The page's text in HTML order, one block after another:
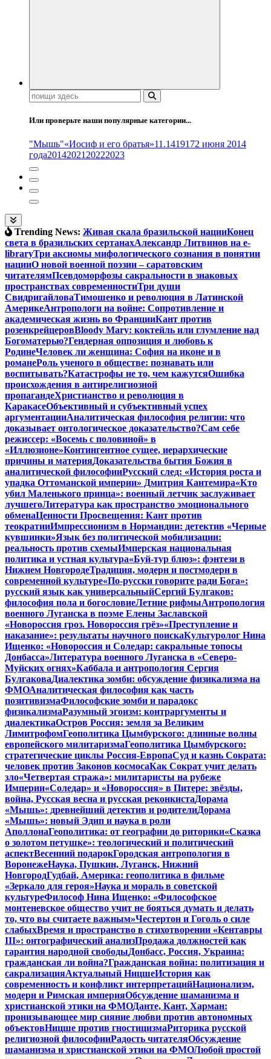
Поиск:
Или проверьте наши популярные категории...
"Мышь"«Иосиф и его братья»11.1419172 июня 2014
года20142021 20222023
Trending News: Живая скала бразильской нацииКонец
света в бразильских сертанахАлександр Литвинов на e-
libraryТри аксиомы мифологического сознания в понятии
нацииО новой военной поэзии – саратовским
читателямПсевдоморфозы сакральности в знаковых
пространствах современностиТри души
СвидригайловаТимошенко и революция в Латинской
АмерикеАнтропологи на войне: Сопротивление и
академическая жизнь во ФранцииКант против
розенкрейцеровBloody Mary: коктейль или глумление над
Богоматерью?Гендерная оппозиция и любовь к
РодинеЧеловек ли женщина: София на иконе и в
романеРоль ученого в обществе: познавать или
воспитывать?Катастрофы не то, чем кажутсяОшибка
происхождения в антирелигиозной
пропагандеХристианство и революция в
КаракасеОбъективный и субъективный успех
аргументацииАналитическая философия религии: что
доказывает онтологическое доказательство?Сам себе
режиссер: «Восемь с половиной» в
«Иллюзионе»Контингентное сущее, иерархические
причины и материяДоказательства бытия Божия в
аналитической философииРусский след: «История роста и
упадка Оттоманской империи» Дмитрия Кантемира«Кто
убил Маленького принца»: военный летчик заслуживает
лучшегоЛитература как пространство эмоционального
обменаЦенности Просвещения: Кант против
теократииИмпрессионизм в Нормандии: детектив «Черные
кувшинки»Язык без политической мобилизации:
реальность против схемыИмперская национальная
политика и устная культура«Буй-тур блюз»: фэнтези в
Нижнем НовгородеТрадиция, модерн и постмодерн в
современной культуре«По-русски говорите ради Бога»:
русский язык как универсальныйСергий Булгаков:
философия пола и богословиеЛетние рифмыАнтропология
военного Луганска в поэме Елены Заславской
«Новороссия гроз. Новороссия грёз»«Преступление и
наказание»: результаты научного поискаКультуролог Нина
Ищенко: «Новороссия и Соледар: сакральные топосы
Донбасса»Литература военного Луганска в «Северо-
Муйских огнях»Каббала и антропология Сергия
БулгаковаДиалектика зомби: обсуждение физикализма на
ФМОАналитическая философия как часть
позитивизмаФилософские зомби и парадокс
физикализмаРазумный эгоизм: контраргументы и
диалектикаОстров Россия: земля за Великим
ЛимитрофомГеополитика Цымбурского: длинные волны
европейского милитаризмаГеополитика Цымбурского:
стратегические циклы Россия-ЕвропаСуд и казнь Сократа:
человек против Законов космосаКак Сократ учит делать
зло«Четвертая стража»: милитаристы на рубеже
Империи«Соледар» и «Новороссия» в Питере: звёзды,
война, Русская весна и русская реконкистаДорама
«Мышь»: древнейший детектив и родителиДорама
«Мышь»: новый Эдип и наука в роли
АполлонаГеополитика: от географии до риторики«Сказка
о золотом петушке»: теологический и политический
аспектВесенний подарокГородская антропология в
ВоронежеНаука, Пушкин, Луганск, Нижний
НовгородГудбай, Америка: геополитика в фильме
«Зеркало для героя»Наука и мораль в советской
культуреФилософ Нина Ищенко: «Философское
монтеневское общество учит не бояться думать и делать
то, что вы считаете важным»Честертон и Гоголь о силе
слабыхВремя и пространство в стихотворении «Кентавры
III»: онтографический анализПродажа должностей как
гарантия народной свободыДонбасс, Россия, Украина:
гражданская ли война?Гражданская война: политизация и
сакрализацияАктуальный НицшеИстория как
современность и конфликт интерпретацийНационализм,
модерн и Римская империяОбсуждение шаманизма и
христианской этики на ФМОДанте, Кант, Харман:
пронизывающее мир сияние любви против автономных
объектовНицше против гностицизмаРиторика русской
религиозной философииРадость читателяОбсуждение
шаманизма и христианской этики на ФМОЛюбой простой